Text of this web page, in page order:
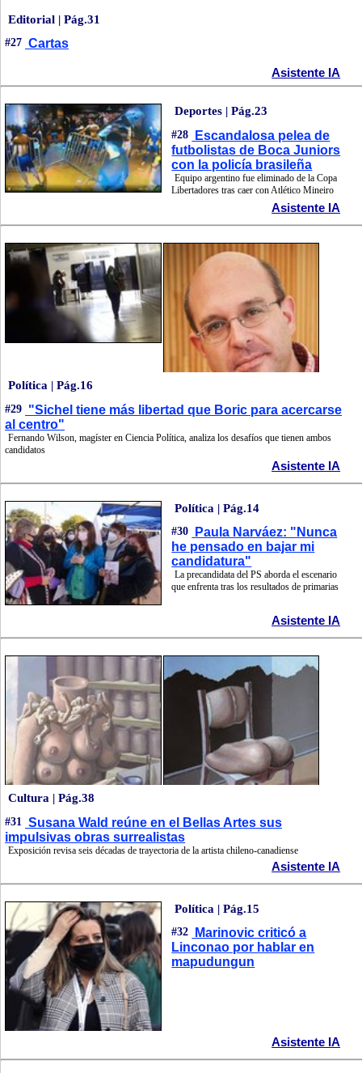
Editorial | Pág.31
#27 Cartas
Asistente IA
Deportes | Pág.23
#28
Escandalosa pelea de
futbolistas de Boca Juniors
con la policía brasileña
Equipo argentino fue eliminado de la Copa
Libertadores tras caer con Atlético Mineiro
Asistente IA
Política | Pág.16
#29 "Sichel tiene más libertad que Boric para acercarse
al centro"
Fernando Wilson, magíster en Ciencia Política, analiza los desafíos que tienen ambos
candidatos
Asistente IA
Política | Pág.14
#30
Paula Narváez: "Nunca
he pensado en bajar mi
candidatura"
La precandidata del PS aborda el escenario
que enfrenta tras los resultados de primarias
Asistente IA
Cultura | Pág.38
#31
Susana Wald reúne en el Bellas Artes sus
impulsivas obras surrealistas
Exposición revisa seis décadas de trayectoria de la artista chileno-canadiense
Asistente IA
Política | Pág.15
#32
Marinovic criticó a
Linconao por hablar en
mapudungun
Asistente IA